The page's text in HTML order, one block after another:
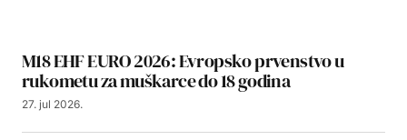
M18 EHF EURO 2026: Evropsko prvenstvo u
rukometu za muškarce do 18 godina
27. jul 2026.